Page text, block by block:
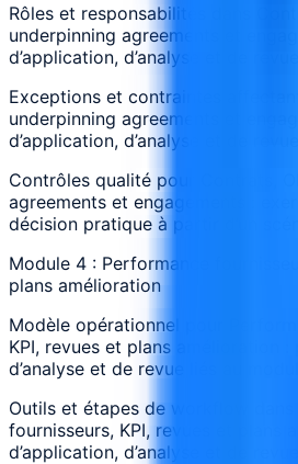
Rôles et responsabilités dans
underpinning agreements et
d’application, d’analyse et de
Exceptions et contraintes
underpinning agreements et
d’application, d’analyse et de
Contrôles qualité pour Contrats,
agreements et engagements :
décision pratique à partir d’un
Module 4 : Performance
plans amélioration
Modèle opérationnel pour
KPI, revues et plans amélioration :
d’analyse et de revue liés au module
Outils et étapes de workflow
fournisseurs, KPI, revues et plans
d’application, d’analyse et de